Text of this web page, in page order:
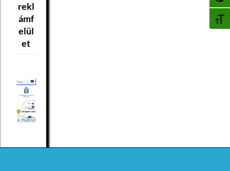
rekl
ámf
elül
et